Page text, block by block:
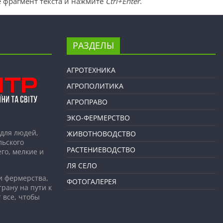
людей,
мелкие и
фермерства,
на пути к
чтобы
РАЗДЕЛЫ
АГРОТЕХНИКА
АГРОПОЛИТИКА
АГРОПРАВО
ЭКО-ФЕРМЕРСТВО
ЖИВОТНОВОДСТВО
РАСТЕНИЕВОДСТВО
ЛЯ СЕЛО
ФОТОГАЛЕРЕЯ